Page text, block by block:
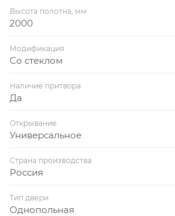
Высота полотна, мм
2000
Модификация
Со стеклом
Наличие притвора
Да
Открывание
Универсальное
Страна производства
Россия
Тип двери
Однопольная